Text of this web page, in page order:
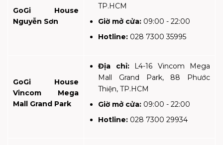
GoGi House
Nguyễn Sơn
TP.HCM
Giờ mở cửa: 09:00 - 22:00
Hotline: 028 7300 35995
GoGi House
Vincom Mega
Mall Grand Park
Địa chỉ:L4-16 Vincom Mega
Mall Grand Park, 88 Phước
Thiện, TP.HCM
Giờ mở cửa: 09:00 - 22:00
Hotline: 028 7300 29934